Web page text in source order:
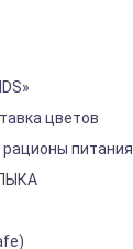
цветов
рационы питания